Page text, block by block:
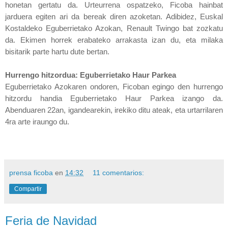
honetan gertatu da. Urteurrena ospatzeko, Ficoba hainbat
jarduera egiten ari da bereak diren azoketan. Adibidez, Euskal
Kostaldeko Eguberrietako Azokan, Renault Twingo bat zozkatu
da. Ekimen horrek erabateko arrakasta izan du, eta milaka
bisitarik parte hartu dute bertan.
Hurrengo hitzordua: Eguberrietako Haur Parkea
Eguberrietako Azokaren ondoren, Ficoban egingo den hurrengo
hitzordu handia Eguberrietako Haur Parkea izango da.
Abenduaren 22an, igandearekin, irekiko ditu ateak, eta urtarrilaren
4ra arte iraungo du.
prensa ficoba en 14:32 11 comentarios:
Compartir
Feria de Navidad